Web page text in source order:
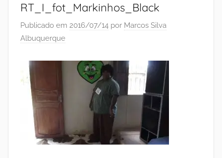
RT_I_fot_Markinhos_Black
Publicado em 2016/07/14 por Marcos Silva
Albuquerque